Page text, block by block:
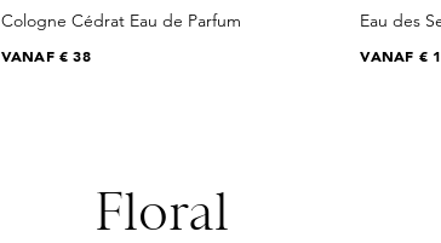
Cologne Cédrat Eau de Parfum
VANAF € 38
Eau des
VANAF €
Floral